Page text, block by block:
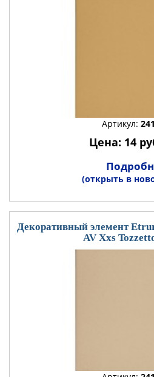
Артикул:
Цена: 14
(открыть в
Декоративный элемент
AV Xxs